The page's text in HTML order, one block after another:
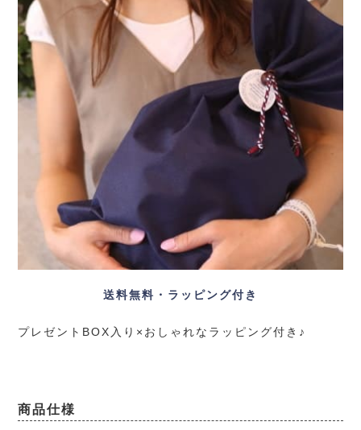
送料無料・ラッピング付き
プレゼントBOX入り×おしゃれなラッピング付き♪
商品仕様